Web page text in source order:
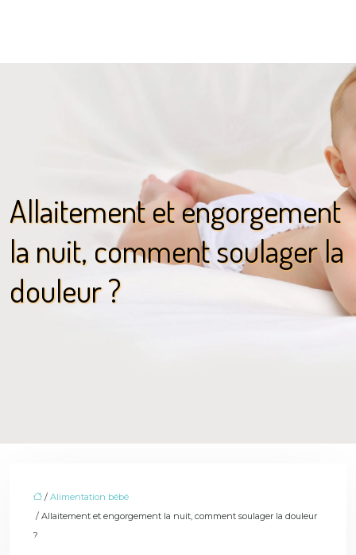
Allaitement et engorgement
la nuit, comment soulager la
douleur ?
/ Alimentation bébé
/ Allaitement et engorgement la nuit, comment soulager la douleur
?